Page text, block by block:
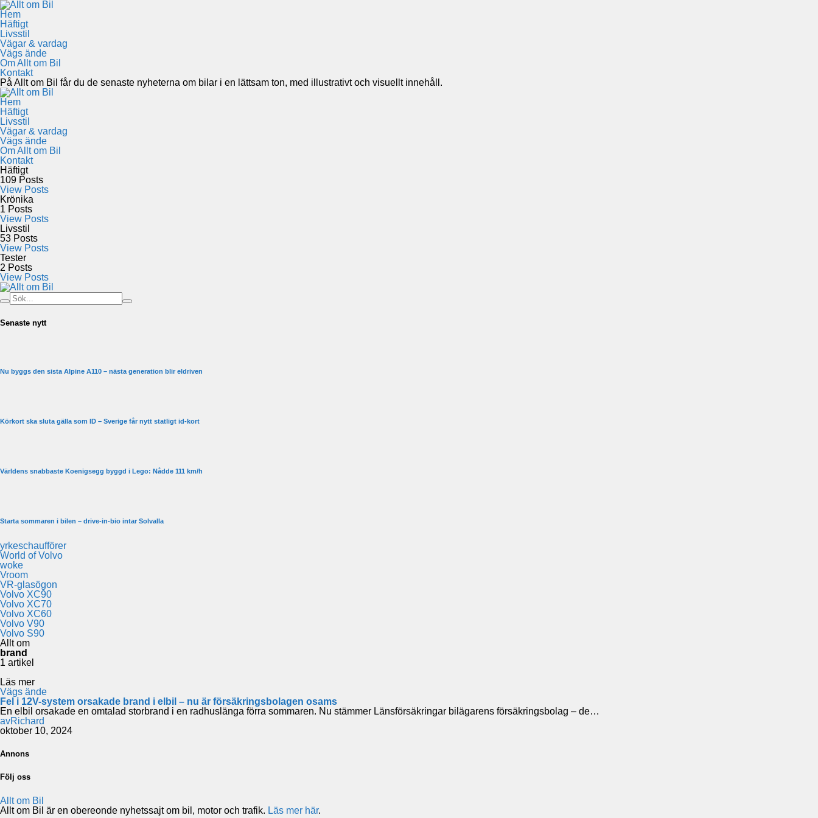
Hem
Häftigt
Livsstil
Vägar & vardag
Vägs ände
Om Allt om Bil
Kontakt
På Allt om Bil får du de senaste nyheterna om bilar i en lättsam ton, med illustrativt och visuellt innehåll.
Hem
Häftigt
Livsstil
Vägar & vardag
Vägs ände
Om Allt om Bil
Kontakt
Häftigt
109 Posts
View Posts
Krönika
1 Posts
View Posts
Livsstil
53 Posts
View Posts
Tester
2 Posts
View Posts
Senaste nytt
Nu byggs den sista Alpine A110 – nästa generation blir eldriven
Körkort ska sluta gälla som ID – Sverige får nytt statligt id-kort
Världens snabbaste Koenigsegg byggd i Lego: Nådde 111 km/h
Starta sommaren i bilen – drive-in-bio intar Solvalla
yrkeschaufförer
World of Volvo
woke
Vroom
VR-glasögon
Volvo XC90
Volvo XC70
Volvo XC60
Volvo V90
Volvo S90
Allt om
brand
1 artikel
Läs mer
Vägs ände
Fel i 12V-system orsakade brand i elbil – nu är försäkringsbolagen osams
En elbil orsakade en omtalad storbrand i en radhuslänga förra sommaren. Nu stämmer Länsförsäkringar bilägarens försäkringsbolag – de…
avRichard
oktober 10, 2024
Annons
Följ oss
Allt om Bil
Allt om Bil är en obereonde nyhetssajt om bil, motor och trafik. Läs mer här.